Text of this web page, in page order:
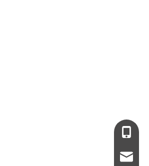
+86-